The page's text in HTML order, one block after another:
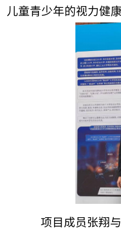
儿童青少年的视力健
项目 成员张翔